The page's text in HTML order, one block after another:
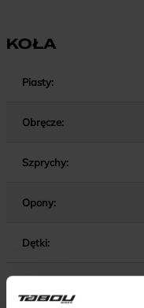
KOŁA
Piasty:
Obręcze:
Szprychy:
Opony:
Dętki: